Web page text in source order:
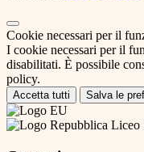
Cookie necessari per il
I cookie necessari per il
disabilitati. È possibile
policy.
Accetta tutti Salva le
Liceo